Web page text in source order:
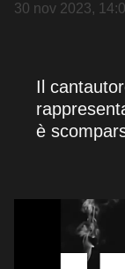
30 nov 2023,
Il
è